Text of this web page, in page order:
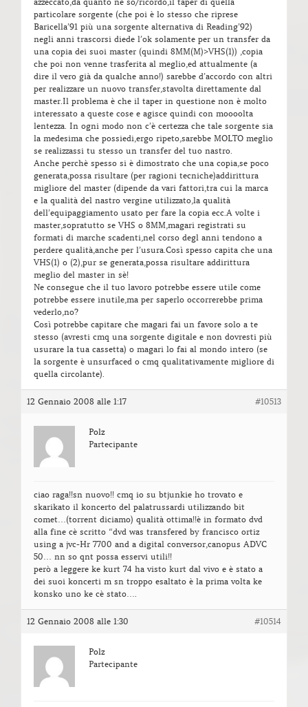
particolare sorgente (che poi è lo stesso che riprese
Baricella’91 più una sorgente alternativa di Reading’92)
negli anni trascorsi diede l’ok solamente per un transfer da
una copia dei suoi master (quindi 8MM(M)>VHS(1)) ,copia
che poi non venne trasferita al meglio,ed attualmente (a
dire il vero già da qualche anno!) sarebbe d’accordo con altri
per realizzare un nuovo transfer,stavolta direttamente dal
master.Il problema è che il taper in questione non è molto
interessato a queste cose e agisce quindi con moooolta
lentezza. In ogni modo non c’è certezza che tale sorgente sia
la medesima che possiedi,ergo ripeto,sarebbe MOLTO meglio
se realizzassi tu stesso un transfer del tuo nastro.
Anche perchè spesso si è dimostrato che una copia,se poco
generata,possa risultare (per ragioni tecniche)addirittura
migliore del master (dipende da vari fattori,tra cui la marca
e la qualità del nastro vergine utilizzato,la qualità
dell’equipaggiamento usato per fare la copia ecc.A volte i
master,sopratutto se VHS o 8MM,magari registrati su
formati di marche scadenti,nel corso degl anni tendono a
perdere qualità,anche per l’usura.Così spesso capita che una
VHS(1) o (2),pur se generata,possa risultare addirittura
meglio del master in sè!
Ne consegue che il tuo lavoro potrebbe essere utile come
potrebbe essere inutile,ma per saperlo occorrerebbe prima
vederlo,no?
Così potrebbe capitare che magari fai un favore solo a te
stesso (avresti cmq una sorgente digitale e non dovresti più
usurare la tua cassetta) o magari lo fai al mondo intero (se
la sorgente è unsurfaced o cmq qualitativamente migliore di
quella circolante).
12 Gennaio 2008 alle 1:17 #10513
Polz
Partecipante
ciao raga!!sn nuovo!! cmq io su btjunkie ho trovato e
skarikato il koncerto del palatrussardi utilizzando bit
comet…(torrent diciamo) qualità ottima!!è in formato dvd
alla fine cè scritto “dvd was transfered by francisco ortiz
using a jvc-Hr 7700 and a digital conversor,canopus ADVC
50… nn so qnt possa esservi utili!!
però a leggere ke kurt 74 ha visto kurt dal vivo e è stato a
dei suoi koncerti m sn troppo esaltato è la prima volta ke
konsko uno ke cè stato….
12 Gennaio 2008 alle 1:30 #10514
Polz
Partecipante